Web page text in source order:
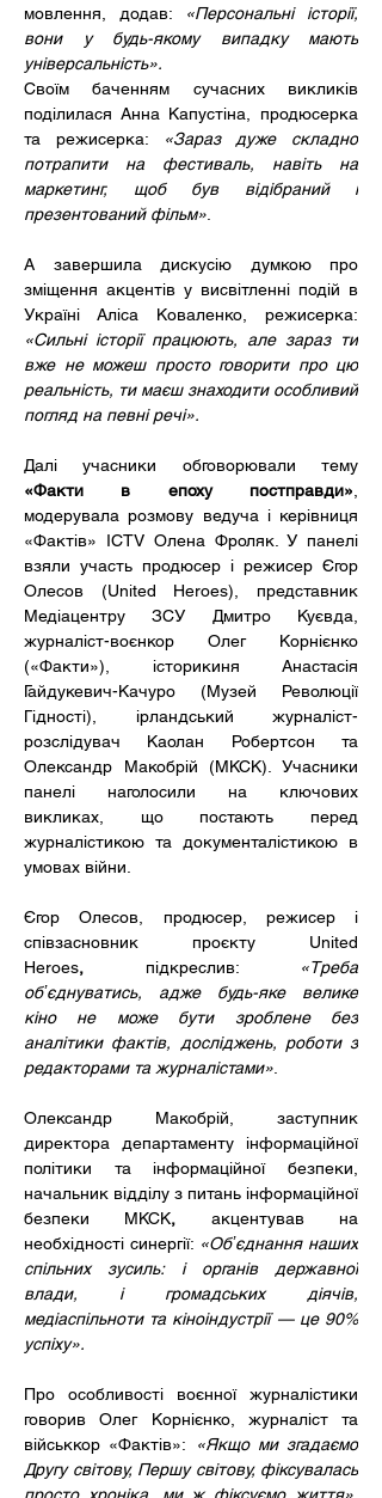
мовлення, додав:
«Персональні історії,
вони у будь-якому випадку мають
універсальність».
Своїм баченням сучасних викликів
поділилася Анна Капустіна, продюсерка
та режисерка:
«Зараз дуже складно
потрапити на фестиваль, навіть на
маркетинг, щоб був відібраний і
презентований фільм»
А завершила дискусію думкою про
зміщення акцентів у висвітленні подій в
«Сильні історії працюють, але зараз ти
вже не можеш просто говорити про цю
реальність, ти маєш знаходити особливий
погляд на певні речі».
«Факти в епоху постправди»
модерувала розмову ведуча і керівниця
«Фактів» ICTV Олена Фроляк. У панелі
взяли участь продюсер і режисер Єгор
Олесов (United Heroes), представник
Медіацентру ЗСУ Дмитро Куєвда,
журналіст-воєнкор Олег Корнієнко
(«Факти»), історикиня Анастасія
Гайдукевич-Качуро (Музей Революції
Гідності), ірландський журналіст-
розслідувач Каолан Робертсон та
Олександр Макобрій (МКСК). Учасники
панелі наголосили на ключових
викликах, що постають перед
журналістикою та документалістикою в
умовах війни.
Єгор Олесов, продюсер, режисер і
співзасновник проєкту United
Heroes, підкреслив:
«Треба
обʼєднуватись, адже будь-яке велике
кіно не може бути зроблене без
аналітики фактів, досліджень, роботи з
редакторами та журналістами»
Олександр Макобрій, заступник
директора департаменту інформаційної
політики та інформаційної безпеки,
начальник відділу з питань інформаційної
безпеки МКСК, акцентував на
необхідності синергії: «Обʼєднання наших
спільних зусиль: і органів державної
влади, і громадських діячів,
медіаспільноти та кіноіндустрії — це 90%
успіху».
Про особливості воєнної журналістики
говорив Олег Корнієнко, журналіст та
військкор «Фактів»:
«Якщо ми згадаємо
Другу світову, Першу світову, фіксувалась